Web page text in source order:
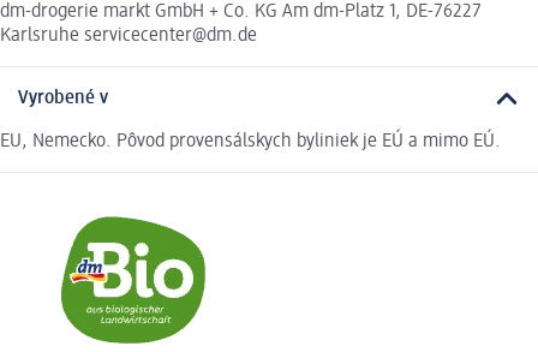
dm-drogerie markt GmbH + Co. KG Am dm-Platz 1, DE-76227
Karlsruhe servicecenter@dm.de
Vyrobené v
EU, Nemecko. Pôvod provensálskych byliniek je EÚ a mimo EÚ.